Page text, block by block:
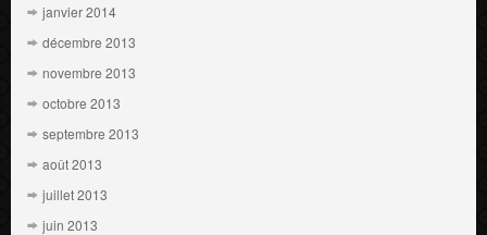
janvier 2014
décembre 2013
novembre 2013
octobre 2013
septembre 2013
août 2013
juillet 2013
juin 2013